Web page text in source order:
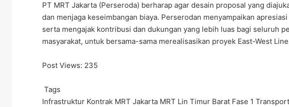
PT MRT Jakarta (Perseroda) berharap agar desain proposal yang
dan menjaga keseimbangan biaya. Perserodan menyampaikan
serta mengajak kontribusi dan dukungan yang lebih luas bagi seluruh
masyarakat, untuk bersama-sama merealisasikan proyek East-West
Post Views: 235
Tags
Infrastruktur Kontrak MRT Jakarta MRT Lin Timur Barat Fase 1